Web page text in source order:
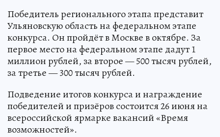
Победитель регионального этапа представит
Ульяновскую область на федеральном этапе
конкурса. Он пройдёт в Москве в октябре. За
первое место на федеральном этапе дадут 1
миллион рублей, за второе — 500 тысяч рублей,
за третье — 300 тысяч рублей.
Подведение итогов конкурса и награждение
победителей и призёров состоится 26 июня на
всероссийской ярмарке вакансий «Время
возможностей».